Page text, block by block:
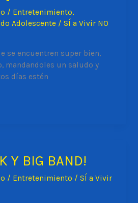
/ Entretenimiento,
Adolescente /SÍ a Vivir NO
se encuentren super bien,
mandandoles un saludo y
días estén
Y BIG BAND!
/ Entretenimiento /SÍ a Vivir